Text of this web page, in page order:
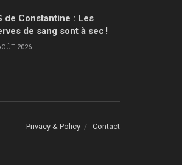
de Constantine : Les
de sang sont à sec !
2026
Privacy & Policy Contact